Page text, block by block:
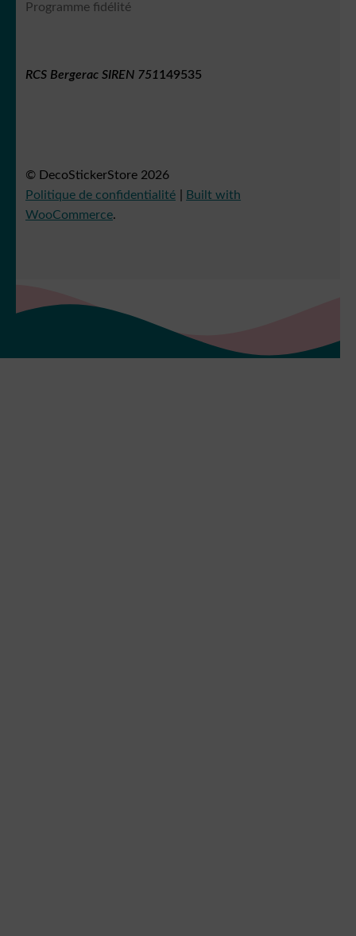
Programme fidélité
RCS Bergerac SIREN 751149535
© DecoStickerStore 2026
Politique de confidentialité
Built with
WooCommerce.